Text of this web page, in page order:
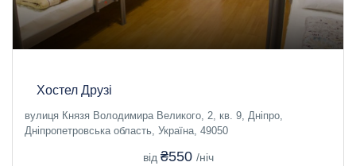
Хостел Друзі
вулиця Князя Володимира Великого, 2, кв. 9, Дніпро,
Дніпропетровська область, Україна, 49050
від ₴550 /ніч